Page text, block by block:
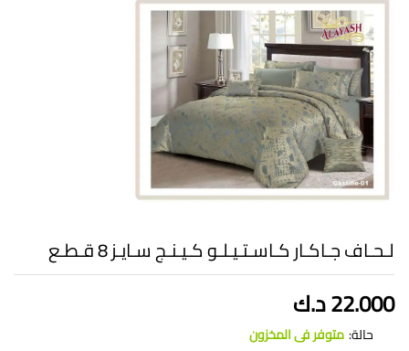
لـحـاف جـاكـار كـاسـتـيـلـو كـيـنـج سـايـز 8 قـطـع
22.000د.ك
حالة: متوفر فى المخزون